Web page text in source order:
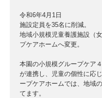
令和6年4月1日
施設定員を35名に削減。
地域小規模児童養護施設（
プケアホームへ変更。
本園の小規模グループケア
が連携し、児童の個性に応
ープケアホームでは、地域
てます。